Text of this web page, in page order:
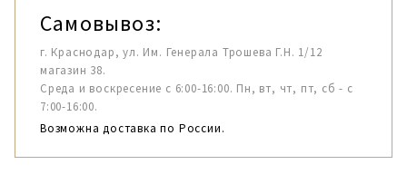
Самовывоз:
г. Краснодар, ул. Им. Генерала Трошева Г.Н. 1/12
магазин 38.
Среда и воскресение с 6:00-16:00. Пн, вт, чт, пт, сб - с
7:00-16:00.
Возможна доставка по России.